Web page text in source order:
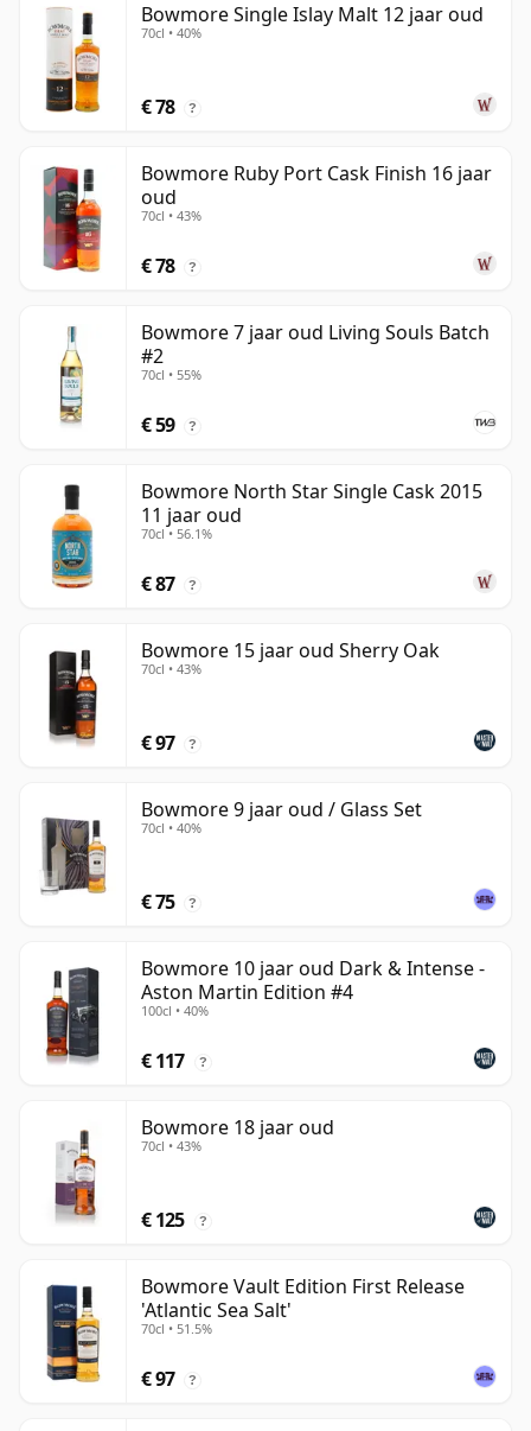
Bowmore Single Islay Malt 12 jaar oud
70cl • 40%
€ 78 ?
Bowmore Ruby Port Cask Finish 16 jaar
oud
70cl • 43%
€ 78 ?
Bowmore 7 jaar oud Living Souls Batch
#2
70cl • 55%
€ 59 ?
Bowmore North Star Single Cask 2015
11 jaar oud
70cl • 56.1%
€ 87 ?
Bowmore 15 jaar oud Sherry Oak
70cl • 43%
€ 97 ?
Bowmore 9 jaar oud / Glass Set
70cl • 40%
€ 75 ?
Bowmore 10 jaar oud Dark & Intense -
Aston Martin Edition #4
100cl • 40%
€ 117 ?
Bowmore 18 jaar oud
70cl • 43%
€ 125 ?
Bowmore Vault Edition First Release
'Atlantic Sea Salt'
70cl • 51.5%
€ 97 ?